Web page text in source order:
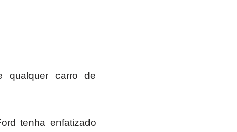
qualquer carro de
tenha enfatizado